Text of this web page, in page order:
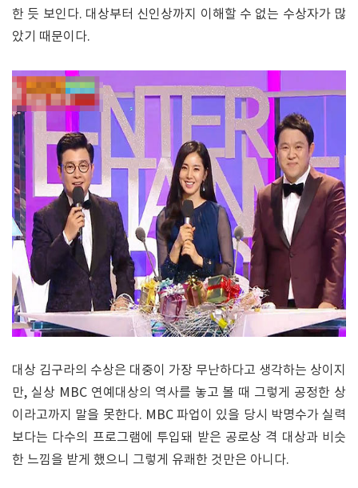
한 듯 보인다. 대상부터 신인상까지 이해할 수 없는 수상자가 많
았기 때문이다.
대상 김구라의 수상은 대중이 가장 무난하다고 생각하는 상이지
만, 실상 MBC 연예대상의 역사를 놓고 볼 때 그렇게 공정한 상
이라고까지 말을 못한다. MBC 파업이 있을 당시 박명수가 실력
보다는 다수의 프로그램에 투입돼 받은 공로상 격 대상과 비슷
한 느낌을 받게 했으니 그렇게 유쾌한 것만은 아니다.